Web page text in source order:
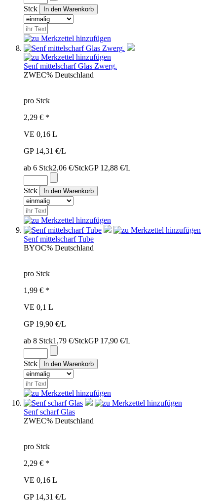
Stck
Senf mittelscharf Glas Zwerg.
ZWEC% Deutschland
pro Stck
2,29 € *
VE 0,16 L
GP 14,31 €/L
ab 6 Stck2,06 €/StckGP 12,88 €/L
Stck
Senf mittelscharf Tube
BYOC% Deutschland
pro Stck
1,99 € *
VE 0,1 L
GP 19,90 €/L
ab 8 Stck1,79 €/StckGP 17,90 €/L
Stck
Senf scharf Glas
ZWEC% Deutschland
pro Stck
2,29 € *
VE 0,16 L
GP 14,31 €/L